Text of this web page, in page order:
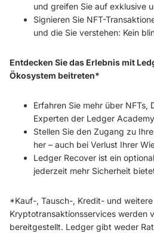
und greifen Sie auf exklusive
Signieren Sie NFT-
und die Sie verstehen: Kein
Entdecken Sie das Erlebnis mit
Ökosystem beitreten*
Erfahren Sie mehr über NFTs,
Experten der Ledger Academy
Stellen Sie den Zugang zu
her – auch bei Verlust Ihrer
Ledger Recover ist ein
jederzeit mehr Sicherheit
*Kauf-, Tausch-, Kredit- und weitere
Kryptotransaktionsservices werden
bereitgestellt. Ledger gibt weder